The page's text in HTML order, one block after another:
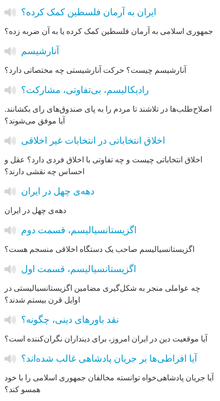
ایران به آرمان فلسطین کمک کرده؟
جمهوری اسلامی به آرمان فلسطین کمک کرده یا به آن ضربه زده؟
آنارشیسم
آنارشیسم چیست؟ حرکت آنارشیستی چه مختصاتی دارد؟
رادیکالیسم، بی‌تفاوتی، مشارکت؟
اصلاح‌طلب‌ها در تلاشند تا مردم را به پای صندوق‌های رای بکشانند.
آیا موفق می‌شوند؟
اخلاق انتخاباتی در انتخابات غیر اخلاقی
اخلاق انتخاباتی چیست و چه تفاوتی با اخلاق فردی دارد؟ عقل و
احساس چه نقشی دارند؟
دهه‌ی چهل در ایران
دهه‌ی چهل در ایران
اگزیستانسیالیسم، قسمت دوم
اگزیستانسیالیسم صاحب یک دستگاه اخلاقی منسجم هست؟
اگزیستانسیالیسم، قسمت اول
چه عواملی منجر به شکل‌گیری مضامین اگزیستانسیالیستی در
اوایل قرن بیستم شدند؟
نقد باورهای دینی، چگونه؟
آیا موقعیت دین در ایران امروز، برای دینداران نگران‌کننده است؟
آیا افراطی‌ها بر جریان پادشاهی غالب شده‌اند؟
آیا جریان پادشاهی‌خواه توانسته مخالفان جمهوری اسلامی را با خود
همسو کند؟